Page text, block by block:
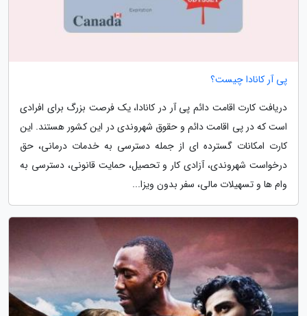
پی آر کانادا چیست؟
دریافت کارت اقامت دائم پی آر در کانادا، یک فرصت بزرگ برای افرادی
است که در پی اقامت دائم و حقوق شهروندی در این کشور هستند. این
کارت امکانات گسترده ای از جمله دسترسی به خدمات درمانی، حق
درخواست شهروندی، آزادی کار و تحصیل، حمایت قانونی، دسترسی به
وام ها و تسهیلات مالی، سفر بدون ویزا...